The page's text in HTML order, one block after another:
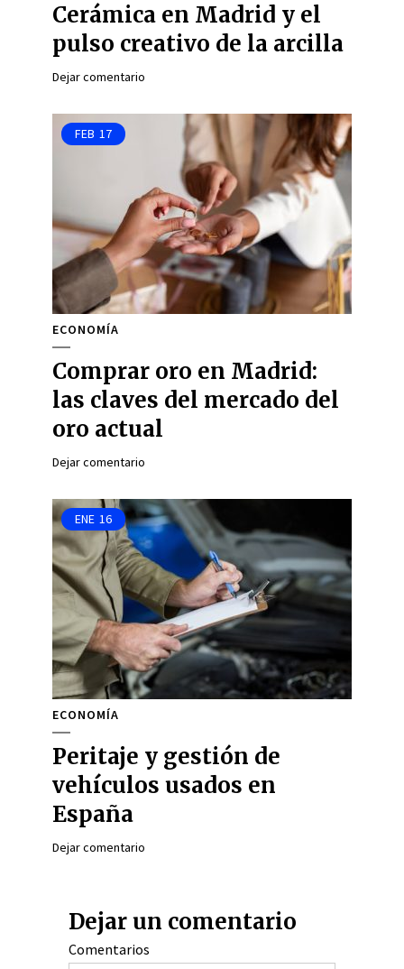
Cerámica en Madrid y el
pulso creativo de la arcilla
Dejar comentario
FEB 17
ECONOMÍA
Comprar oro en Madrid:
las claves del mercado del
oro actual
Dejar comentario
ENE 16
ECONOMÍA
Peritaje y gestión de
vehículos usados en
España
Dejar comentario
Dejar un comentario
Comentarios